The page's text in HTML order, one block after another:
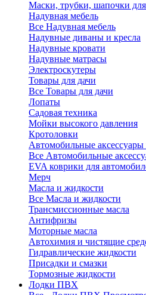
Маски, трубки, шапочки
Надувная мебель
Все Надувная мебель
Надувные диваны и кресла
Надувные кровати
Надувные матрасы
Электроскутеры
Товары для дачи
Все Товары для дачи
Лопаты
Садовая техника
Мойки высокого давления
Кротоловки
Автомобильные
Все Автомобильные
EVA коврики для
Мерч
Масла и жидкости
Все Масла и жидкости
Трансмиссионные масла
Антифризы
Моторные масла
Автохимия и чистящие
Гидравлические жидкости
Присадки и смазки
Тормозные жидкости
Лодки ПВХ